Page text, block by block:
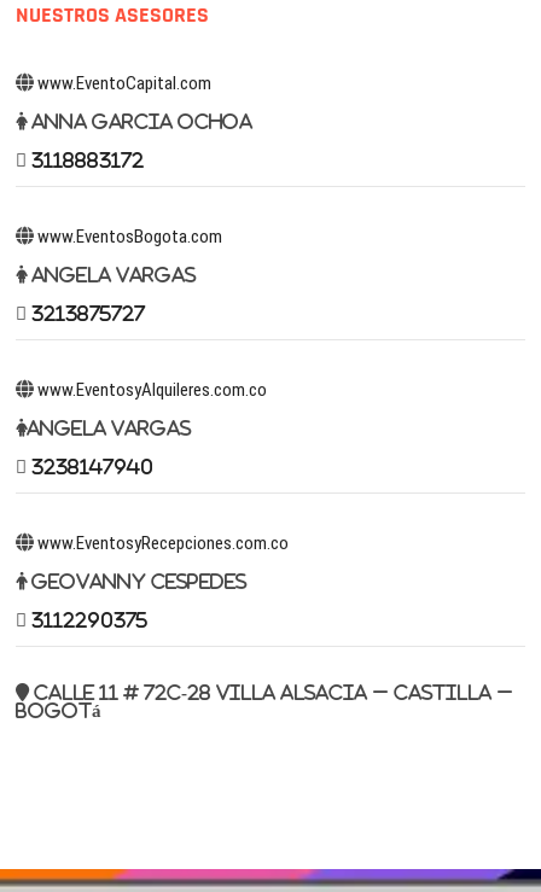
NUESTROS ASESORES
www.EventoCapital.com
Anna Garcia Ochoa
3118883172
www.EventosBogota.com
Angela Vargas
3213875727
www.EventosyAlquileres.com.co
Angela Vargas
3238147940
www.EventosyRecepciones.com.co
Geovanny Cespedes
3112290375
Calle 11 # 72c-28 Villa Alsacia – Castilla –
Bogotá